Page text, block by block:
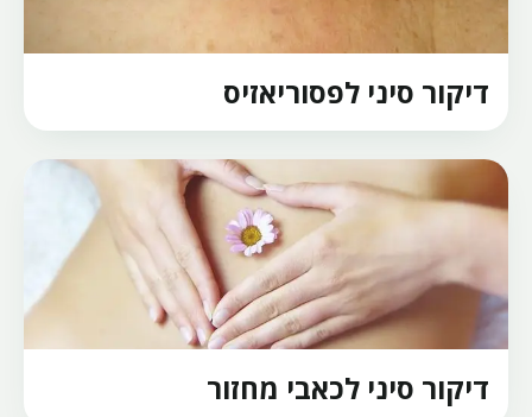
דיקור סיני לפסוריאזיס
דיקור סיני לכאבי מחזור